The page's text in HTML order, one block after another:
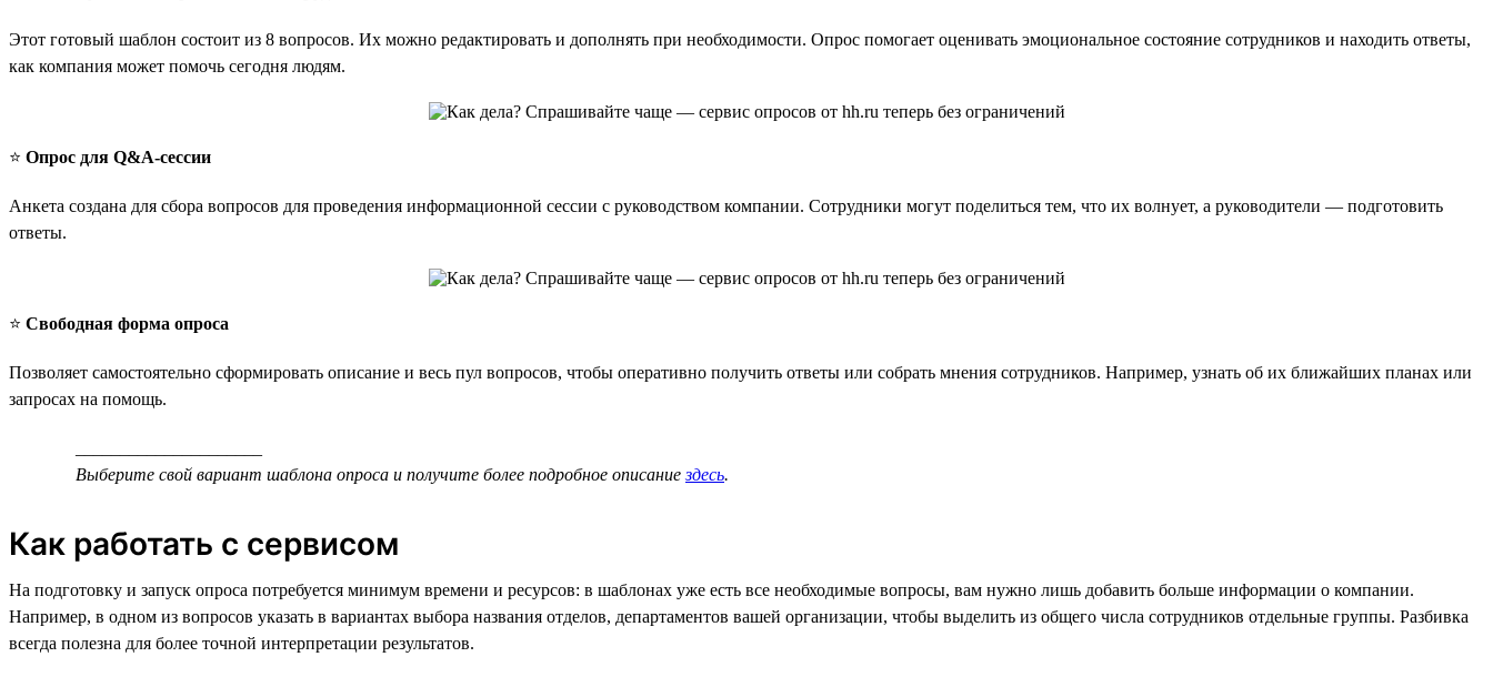
Этот готовый шаблон состоит из 8 вопросов. Их можно редактировать и дополнять при необходимости. Опрос помогает оценивать эмоциональное состояние сотрудников и находить ответы,
как компания может помочь сегодня людям.
⭐️ Опрос для Q&A-сессии
Анкета создана для сбора вопросов для проведения информационной сессии с руководством компании. Сотрудники могут поделиться тем, что их волнует, а руководители — подготовить
ответы.
⭐️ Свободная форма опроса
Позволяет самостоятельно сформировать описание и весь пул вопросов, чтобы оперативно получить ответы или собрать мнения сотрудников. Например, узнать об их ближайших планах или
запросах на помощь.
Выберите свой вариант шаблона опроса и получите более подробное описаниездесь.
Как работать с сервисом
На подготовку и запуск опроса потребуется минимум времени и ресурсов: в шаблонах уже есть все необходимые вопросы, вам нужно лишь добавить больше информации о компании.
Например, в одном из вопросов указать в вариантах выбора названия отделов, департаментов вашей организации, чтобы выделить из общего числа сотрудников отдельные группы. Разбивка
всегда полезна для более точной интерпретации результатов.